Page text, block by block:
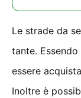
Le strade da
tante.
essere
Inoltre è